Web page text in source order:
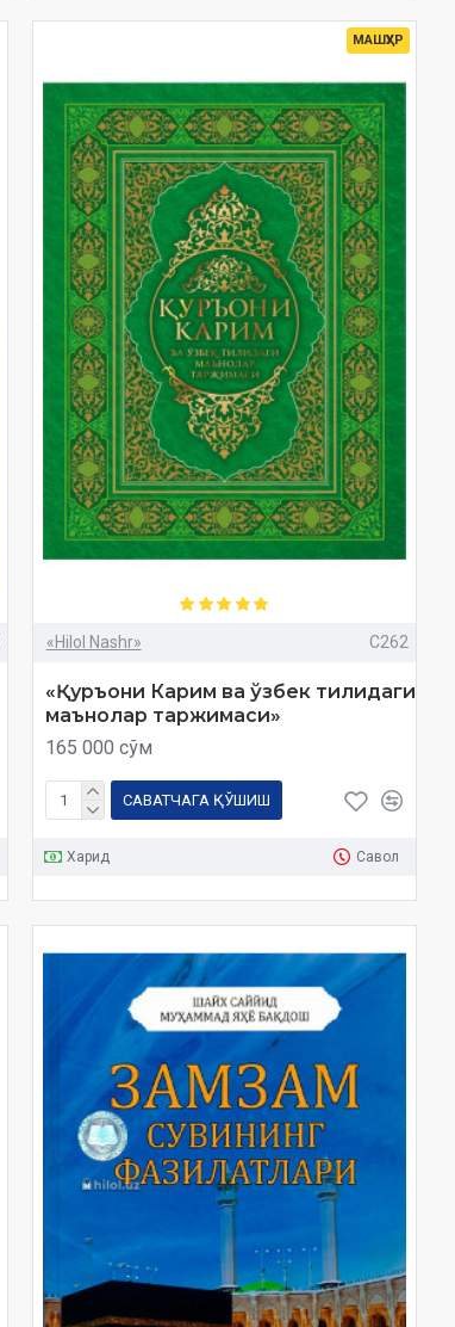
МАШҲУР
«Hilol Nashr» C262
«Қуръони Карим ва ўзбек тилидаги
маънолар таржимаси»
165 000 сўм
САВАТЧАГА ҚЎШИШ
Харид Савол